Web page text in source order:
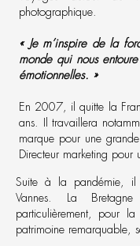
photographique.
« Je m’inspire de la
monde qui nous
émotionnelles. »
En 2007, il quitte la
ans. Il travaillera
marque pour une
Directeur marketing pour
Suite à la pandémie,
Vannes. La
particulièrement, pour
patrimoine remarquable,